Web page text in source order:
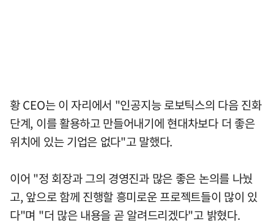
황 CEO는 이 자리에서 "인공지능 로보틱스의 다음 진화
단계, 이를 활용하고 만들어내기에 현대차보다 더 좋은
위치에 있는 기업은 없다"고 말했다.
이어 "정 회장과 그의 경영진과 많은 좋은 논의를 나눴
고, 앞으로 함께 진행할 흥미로운 프로젝트들이 많이 있
다"며 "더 많은 내용을 곧 알려드리겠다"고 밝혔다.